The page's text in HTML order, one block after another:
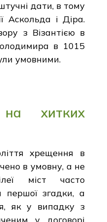
дати, в тому
Аскольда і Діра.
з Візантією в
в 1015
умовними.
на хитких
хрещення в
в умовну, а не
міст часто
першої згадки, а
як у випадку з
у договорі